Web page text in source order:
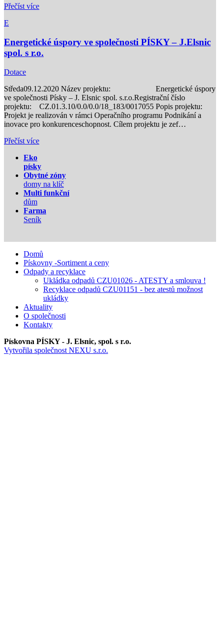
Přečíst více
E
Energetické úspory ve společnosti PÍSKY – J.Elsnic
spol. s r.o.
Dotace
Středa09.12.2020 Název projektu: Energetické úspory
ve společnosti Písky – J. Elsnic spol. s.r.o.Registrační číslo
projektu: CZ.01.3.10/0.0/0.0/18_183/0017055 Popis projektu:
Projekt je realizován v rámci Operačního programu Podnikání a
inovace pro konkurenceschopnost. Cílem projektu je zef…
Přečíst více
Eko
písky
Obytné zóny
domy na klíč
Multi funkční
dům
Farma
Seník
Domů
Pískovny -Sortiment a ceny
Odpady a recyklace
Ukládka odpadů CZU01026 - ATESTY a smlouva !
Recyklace odpadů CZU01151 - bez atestů možnost
ukládky
Aktuality
O společnosti
Kontakty
Pískovna PÍSKY - J. Elsnic, spol. s r.o.
Vytvořila společnost NEXU s.r.o.